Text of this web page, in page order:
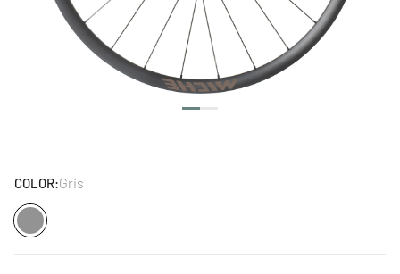
COLOR:Gris
Gris